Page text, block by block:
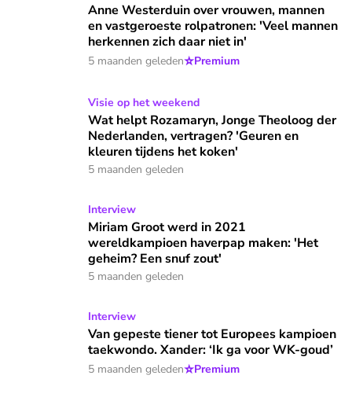
Anne Westerduin over vrouwen, mannen en
Anne Westerduin over vrouwen, mannen
en vastgeroeste rolpatronen: 'Veel mannen
herkennen zich daar niet in'
5 maanden geleden⭐Premium
Wat helpt Rozamaryn, Jonge Theoloog der Nederlanden,
Visie op het weekend
Wat helpt Rozamaryn, Jonge Theoloog der
Nederlanden, vertragen? 'Geuren en
kleuren tijdens het koken'
5 maanden geleden
Miriam Groot werd in 2021 wereldkampioen haverpap
Interview
Miriam Groot werd in 2021
wereldkampioen haverpap maken: 'Het
geheim? Een snuf zout'
5 maanden geleden
Van gepeste tiener tot Europees kampioen taekwondo.
Interview
Van gepeste tiener tot Europees kampioen
taekwondo. Xander: ‘Ik ga voor WK-goud’
5 maanden geleden⭐Premium